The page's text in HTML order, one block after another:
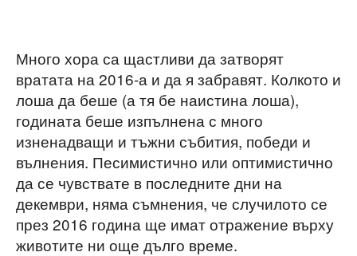
Много хора са щастливи да затворят
вратата на 2016-а и да я забравят. Колкото и
лоша да беше (а тя бе наистина лоша),
годината беше изпълнена с много
изненадващи и тъжни събития, победи и
вълнения. Песимистично или оптимистично
да се чувствате в последните дни на
декември, няма съмнения, че случилото се
през 2016 година ще имат отражение върху
животите ни още дълго време.